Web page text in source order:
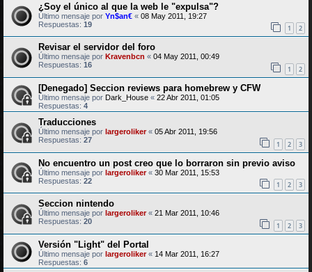
¿Soy el único al que la web le "expulsa"?
Último mensaje por Yn$an€ « 08 May 2011, 19:27
Respuestas: 19 1 2
Revisar el servidor del foro
Último mensaje por Kravenbcn « 04 May 2011, 00:49
Respuestas: 16 1 2
[Denegado] Seccion reviews para homebrew y CFW
Último mensaje por Dark_House « 22 Abr 2011, 01:05
Respuestas: 4
Traducciones
Último mensaje por largeroliker« 05 Abr 2011, 19:56
Respuestas: 27 1 2 3
No encuentro un post creo que lo borraron sin previo aviso
Último mensaje por largeroliker« 30 Mar 2011, 15:53
Respuestas: 22 1 2 3
Seccion nintendo
Último mensaje por largeroliker« 21 Mar 2011, 10:46
Respuestas: 20 1 2 3
Versión "Light" del Portal
Último mensaje por largeroliker« 14 Mar 2011, 16:27
Respuestas: 6